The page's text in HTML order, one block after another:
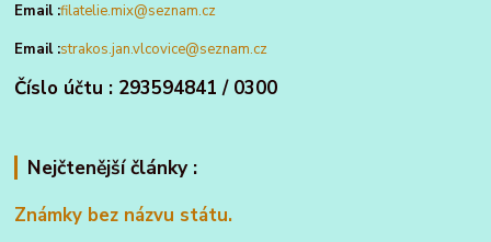
Email :filatelie.mix@seznam.cz
Email :strakos.jan.vlcovice@seznam.cz
Číslo účtu : 293594841 / 0300
Nejčtenější články :
Známky bez názvu státu.